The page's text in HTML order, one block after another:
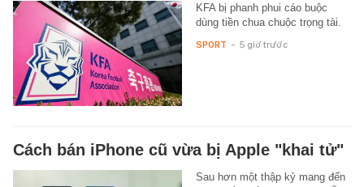
KFA bị phanh phui cáo buộc
dùng tiền chua chuộc trọng tài.
SPORT - 5 giờ trước
Cách bán iPhone cũ vừa bị Apple "khai tử"
Sau hơn một thập kỷ mang đến